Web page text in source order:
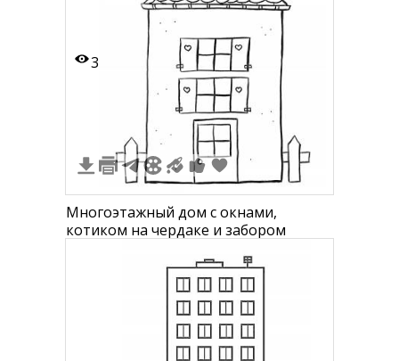
3
Многоэтажный дом с окнами,
котиком на чердаке и забором